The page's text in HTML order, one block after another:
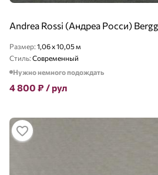
Andrea Rossi (Андреа Росси)
Размер: 1,06 x 10,05 м
Стиль: Современный
Нужно немного подождать
4 800 ₽ / рул